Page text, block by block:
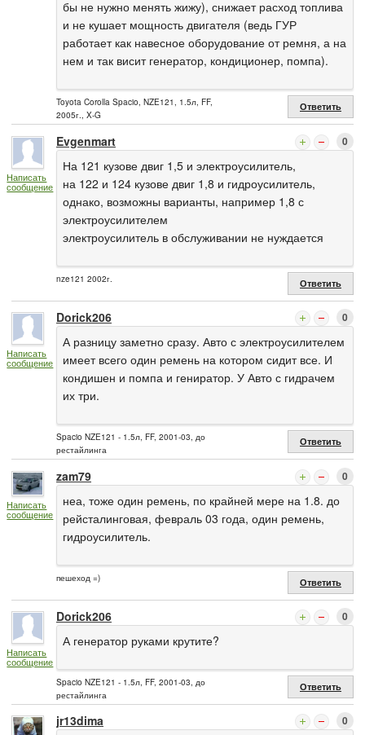
бы не нужно менять жижу), снижает расход топлива
и не кушает мощность двигателя (ведь ГУР
работает как навесное оборудование от ремня, а на
нем и так висит генератор, кондиционер, помпа).
Toyota Corolla Spacio, NZE121, 1.5л, FF,
2005г., X-G
Ответить
Написать
сообщение
Evgenmart 0
На 121 кузове двиг 1,5 и электроусилитель,
на 122 и 124 кузове двиг 1,8 и гидроусилитель,
однако, возможны варианты, например 1,8 с
электроусилителем
электроусилитель в обслуживании не нуждается
nze121 2002г. Ответить
Написать
сообщение
Dorick206 0
А разницу заметно сразу. Авто с электроусилителем
имеет всего один ремень на котором сидит все. И
кондишен и помпа и гениратор. У Авто с гидрачем
их три.
Spacio NZE121 - 1.5л, FF, 2001-03, до
рестайлинга
Ответить
Написать
сообщение
zam79 0
неа, тоже один ремень, по крайней мере на 1.8. до
рейсталинговая, февраль 03 года, один ремень,
гидроусилитель.
пешеход =) Ответить
Написать
сообщение
Dorick206 0
А генератор руками крутите?
Spacio NZE121 - 1.5л, FF, 2001-03, до
рестайлинга
Ответить
jr13dima 0